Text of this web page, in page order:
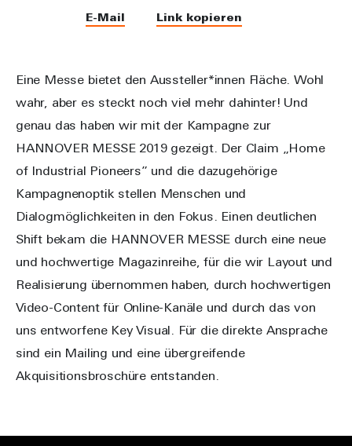
E-Mail Link kopieren
Eine Messe bietet den Aussteller*innen Fläche. Wohl
wahr, aber es steckt noch viel mehr dahinter! Und
genau das haben wir mit der Kampagne zur
HANNOVER MESSE 2019 gezeigt. Der Claim „Home
of Industrial Pioneers” und die dazugehörige
Kampagnenoptik stellen Menschen und
Dialogmöglichkeiten in den Fokus. Einen deutlichen
Shift bekam die HANNOVER MESSE durch eine neue
und hochwertige Magazinreihe, für die wir Layout und
Realisierung übernommen haben, durch hochwertigen
Video-Content für Online-Kanäle und durch das von
uns entworfene Key Visual. Für die direkte Ansprache
sind ein Mailing und eine übergreifende
Akquisitionsbroschüre entstanden.